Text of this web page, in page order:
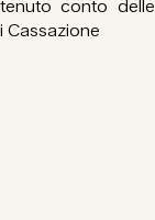
conto delle
Cassazione